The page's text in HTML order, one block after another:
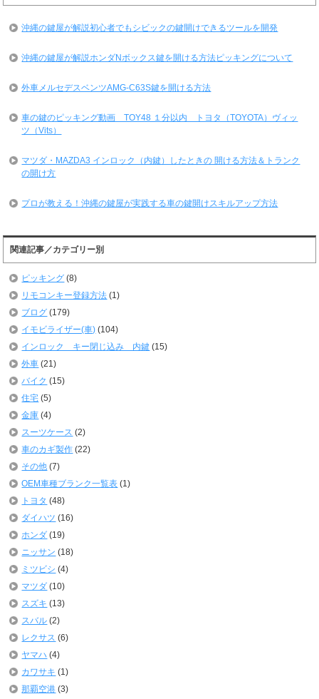
沖縄の鍵屋が解説初心者でもシビックの鍵開けできるツールを開発
沖縄の鍵屋が解説ホンダNボックス鍵を開ける方法ピッキングについて
外車メルセデスベンツAMG-C63S鍵を開ける方法
車の鍵のピッキング動画 TOY48 １分以内 トヨタ（TOYOTA）ヴィッ
ツ（Vits）
マツダ・MAZDA3 インロック（内鍵）したときの 開ける方法＆トランク
の開け方
プロが教える！沖縄の鍵屋が実践する車の鍵開けスキルアップ方法
関連記事／カテゴリー別
ピッキング (8)
リモコンキー登録方法 (1)
ブログ (179)
イモビライザー(車) (104)
インロック キー閉じ込み 内鍵 (15)
外車 (21)
バイク (15)
住宅 (5)
金庫 (4)
スーツケース (2)
車のカギ製作 (22)
その他 (7)
OEM車種ブランク一覧表 (1)
トヨタ (48)
ダイハツ (16)
ホンダ (19)
ニッサン (18)
ミツビシ (4)
マツダ (10)
スズキ (13)
スバル (2)
レクサス (6)
ヤマハ (4)
カワサキ (1)
那覇空港 (3)